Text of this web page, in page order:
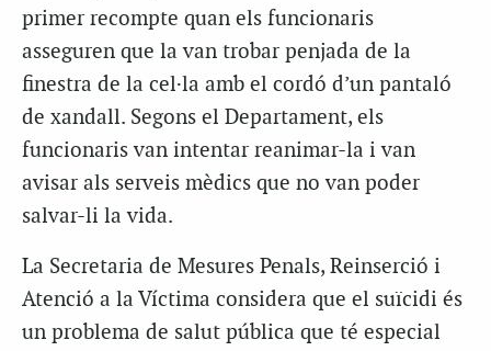
primer recompte quan els funcionaris
asseguren que la van trobar penjada de la
finestra de la cel·la amb el cordó d’un pantaló
de xandall. Segons el Departament, els
funcionaris van intentar reanimar-la i van
avisar als serveis mèdics que no van poder
salvar-li la vida.
La Secretaria de Mesures Penals, Reinserció i
Atenció a la Víctima considera que el suïcidi és
un problema de salut pública que té especial